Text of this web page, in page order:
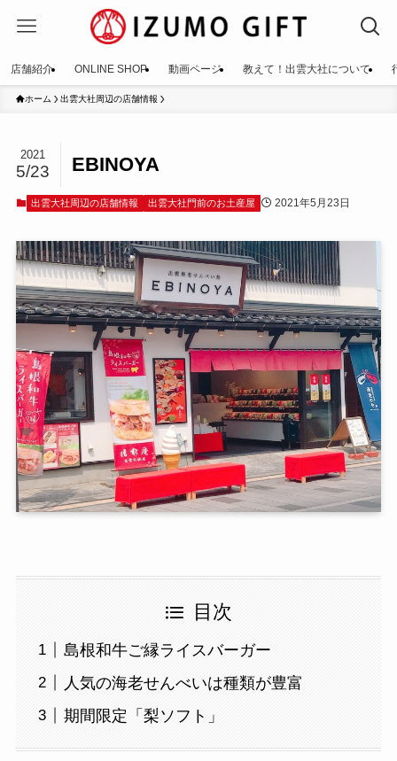
店舗紹介 ONLINE SHOP 動画ページ 教えて！出雲大社について
ホーム 出雲大社周辺の店舗情報
EBINOYA
2021
5/23
出雲大社周辺の店舗情報 出雲大社門前のお土産屋 2021年5月23日
目次
島根和牛ご縁ライスバーガー
人気の海老せんべいは種類が豊富
期間限定「梨ソフト」